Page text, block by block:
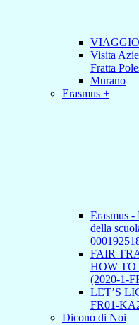
Visita
Fratta
Murano
Erasmus +
Erasmus
della
FAIR
HOW TO
(2020-1-
LET’S
FR01-
Dicono di Noi